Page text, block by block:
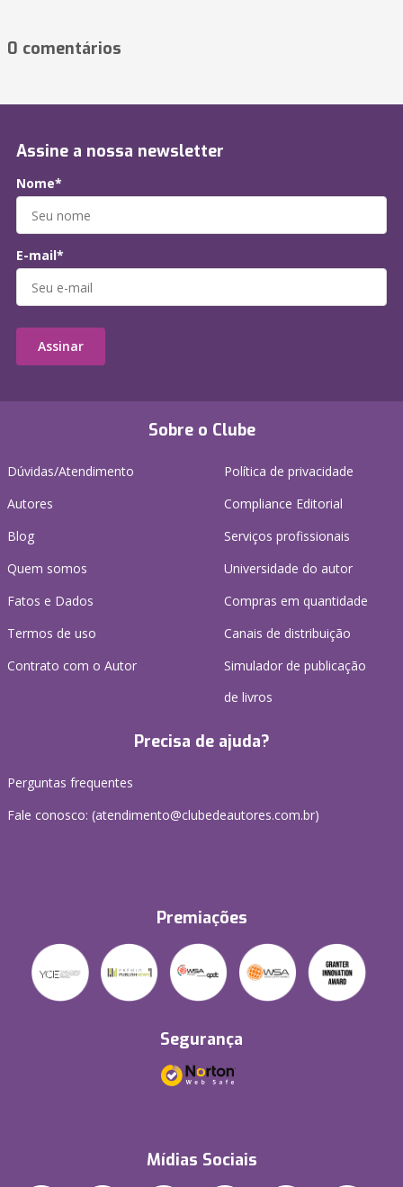
0 comentários
Sobre o Clube
Dúvidas/Atendimento
Autores
Blog
Quem somos
Fatos e Dados
Termos de uso
Contrato com o Autor
Política de privacidade
Compliance Editorial
Serviços profissionais
Universidade do autor
Compras em quantidade
Canais de distribuição
Simulador de publicação
de livros
Precisa de ajuda?
Perguntas frequentes
Fale conosco: (atendimento@clubedeautores.com.br)
Premiações
Segurança
Mídias Sociais
Assine a nossa newsletter
Nome*
E-mail*
Assinar